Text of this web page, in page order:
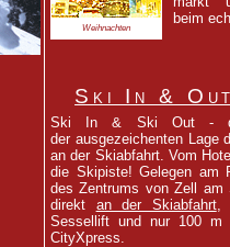
Weihnachten
beim
Ski In &
Ski In & Ski Out -
der ausgezeichenten Lage
an der Skiabfahrt. Vom
die Skipiste! Gelegen am
des Zentrums von Zell am
direkt an der Skiabfahrt,
Sessellift und nur 100 m
CityXpress.